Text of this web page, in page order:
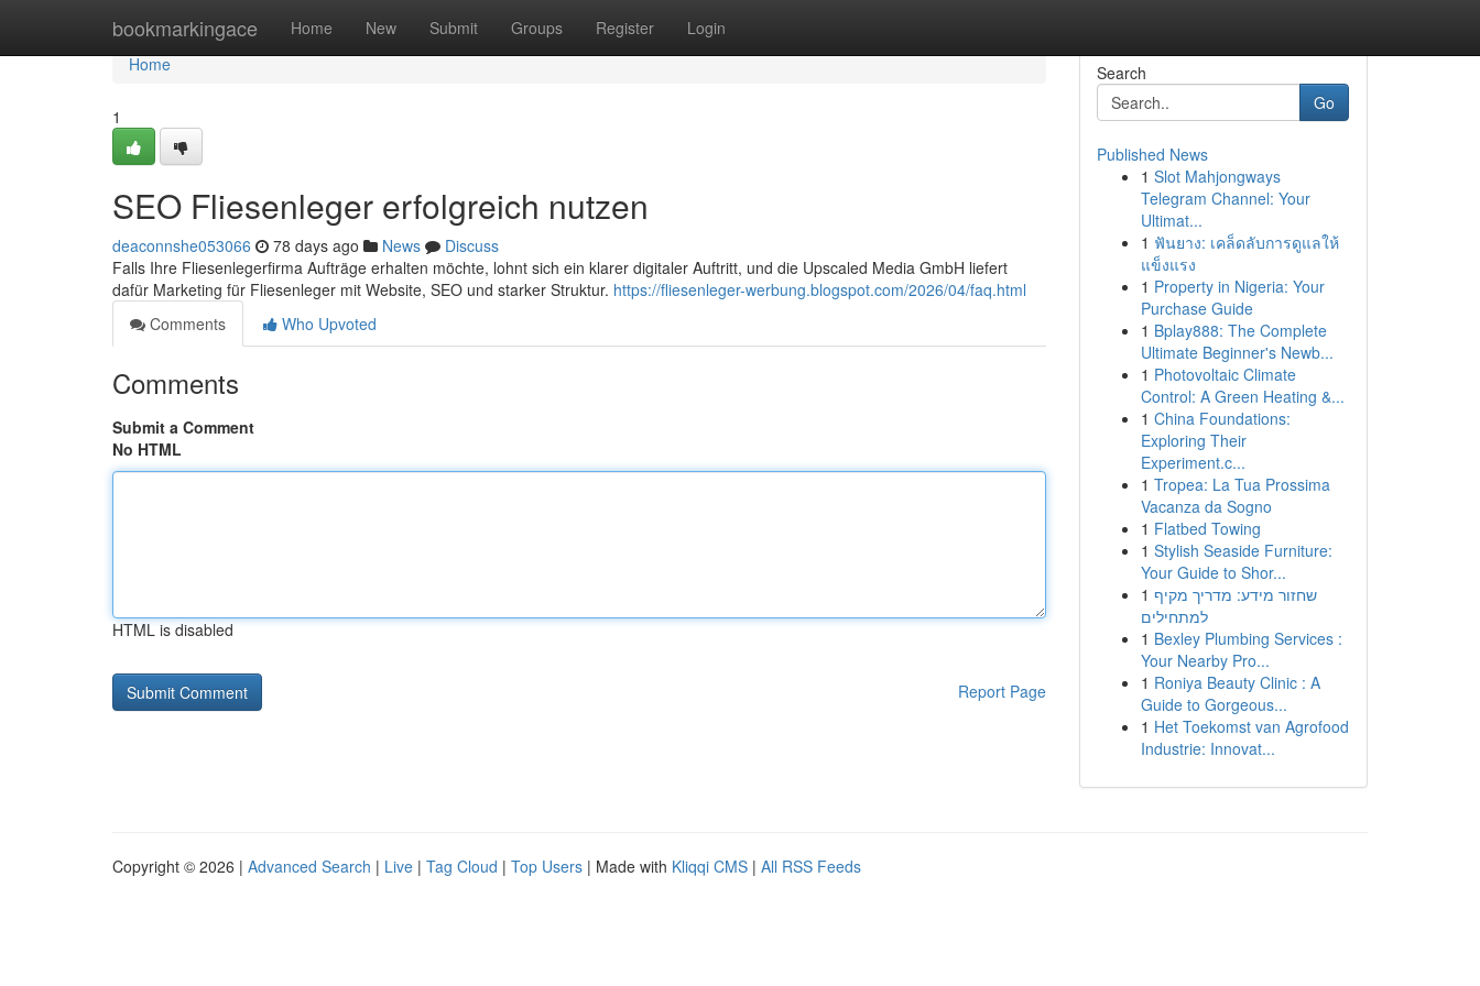
bookmarkingace Home New Submit Groups Register Login
Home
Home
1
SEO Fliesenleger erfolgreich nutzen
deaconnshe053066 78 days ago News
Discuss
Falls Ihre Fliesenlegerfirma Aufträge erhalten möchte, lohnt sich ein klarer digitaler Auftritt, und die Upscaled Media GmbH liefert
dafür Marketing für Fliesenleger mit Website, SEO und starker Struktur. https://fliesenleger-werbung.blogspot.com/2026/04/faq.html
Comments
Who Upvoted
Comments
Submit a Comment
No HTML
HTML is disabled
Report Page
Search
Go
Published News
1 Slot Mahjongways
Telegram Channel: Your
Ultimat...
1 ฟันยาง: เคล็ดลับการดูแลให้
แข็งแรง
1 Property in Nigeria: Your
Purchase Guide
1 Bplay888: The Complete
Ultimate Beginner's Newb...
1 Photovoltaic Climate
Control: A Green Heating &...
1 China Foundations:
Exploring Their
Experiment.c...
1 Tropea: La Tua Prossima
Vacanza da Sogno
1 Flatbed Towing
1 Stylish Seaside Furniture:
Your Guide to Shor...
1 שחזור מידע: מדריך מקיף
למתחילים
1 Bexley Plumbing Services :
Your Nearby Pro...
1 Roniya Beauty Clinic : A
Guide to Gorgeous...
1 Het Toekomst van Agrofood
Industrie: Innovat...
Copyright © 2026 | Advanced Search | Live | Tag Cloud | Top Users | Made with Kliqqi CMS | All RSS Feeds